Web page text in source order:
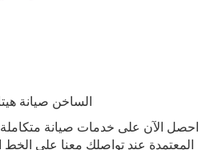
الساخن صيانة
احصل الآن على خدمات صيانة
المعتمدة عند تواصلك معنا على